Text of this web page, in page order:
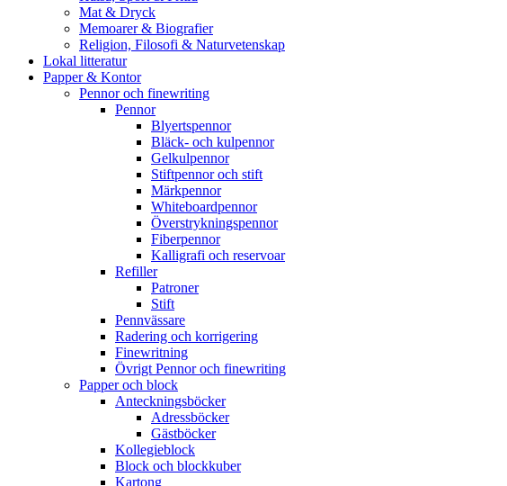
Mat & Dryck
Memoarer & Biografier
Religion, Filosofi & Naturvetenskap
Lokal litteratur
Papper & Kontor
Pennor och finewriting
Pennor
Blyertspennor
Bläck- och kulpennor
Gelkulpennor
Stiftpennor och stift
Märkpennor
Whiteboardpennor
Överstrykningspennor
Fiberpennor
Kalligrafi och reservoar
Refiller
Patroner
Stift
Pennvässare
Radering och korrigering
Finewritning
Övrigt Pennor och finewriting
Papper och block
Anteckningsböcker
Adressböcker
Gästböcker
Kollegieblock
Block och blockkuber
Kartong